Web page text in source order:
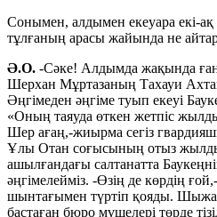
Сонымен, алдымен екеуара екі-
тұлғаның арасы жайында не айтар
Ә.О. -Сәке! Алдымда жақында
Шерхан Мұртазаның Тахауи
Әңгімеден әңгіме туып екеуі
«Оның таяуда өткен жетпіс
Шер ағаң,-жиырма сегіз
Ұлы Отан соғысының отыз
ашылғандағы салтанатта
әңгімелейміз. -Өзің де көрдің
шынтағымен түртіп қояды.
бастаған бюро мүшелері төрде